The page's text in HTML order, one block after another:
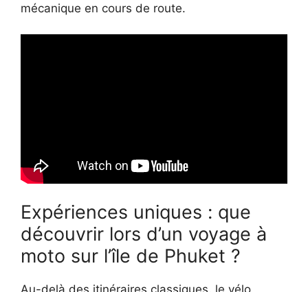
mécanique en cours de route.
Expériences uniques : que
découvrir lors d’un voyage à
moto sur l’île de Phuket ?
Au-delà des itinéraires classiques, le vélo